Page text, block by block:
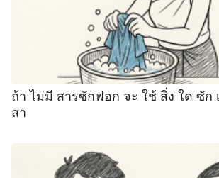
ถ้า ไม่มี สารซักฟอก จะ ใช้ สิ่ง ใด ซัก
สา